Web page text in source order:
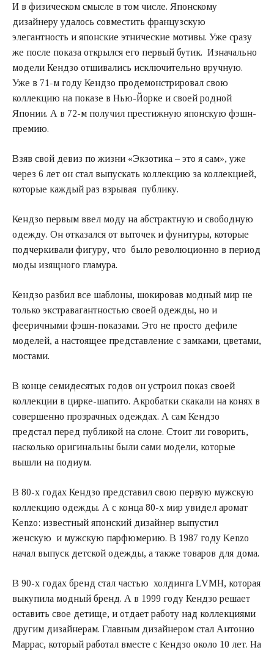
И в физическом смысле в том числе. Японскому
дизайнеру удалось совместить французскую
элегантность и японские этнические мотивы. Уже сразу
же после показа открылся его первый бутик. Изначально
модели Кендзо отшивались исключительно вручную.
Уже в 71-м году Кендзо продемонстрировал свою
коллекцию на показе в Нью-Йорке и своей родной
Японии. А в 72-м получил престижную японскую фэшн-
премию.
Взяв свой девиз по жизни «Экзотика – это я сам», уже
через 6 лет он стал выпускать коллекцию за коллекцией,
которые каждый раз взрывая публику.
Кендзо первым ввел моду на абстрактную и свободную
одежду. Он отказался от выточек и фунитуры, которые
подчеркивали фигуру, что было революционно в период
моды изящного гламура.
Кендзо разбил все шаблоны, шокировав модный мир не
только экстравагантностью своей одежды, но и
фееричными фэшн-показами. Это не просто дефиле
моделей, а настоящее представление с замками, цветами,
мостами.
В конце семидесятых годов он устроил показ своей
коллекции в цирке-шапито. Акробатки скакали на конях в
совершенно прозрачных одеждах. А сам Кендзо
предстал перед публикой на слоне. Стоит ли говорить,
насколько оригинальны были сами модели, которые
вышли на подиум.
В 80-х годах Кендзо представил свою первую мужскую
коллекцию одежды. А с конца 80-х мир увидел аромат
Kenzo: известный японский дизайнер выпустил
женскую и мужскую парфюмерию. В 1987 году Kenzo
начал выпуск детской одежды, а также товаров для дома.
В 90-х годах бренд стал частью холдинга LVMH, которая
выкупила модный бренд. А в 1999 году Кендзо решает
оставить свое детище, и отдает работу над коллекциями
другим дизайнерам. Главным дизайнером стал Антонио
Маррас, который работал вместе с Кендзо около 10 лет. На